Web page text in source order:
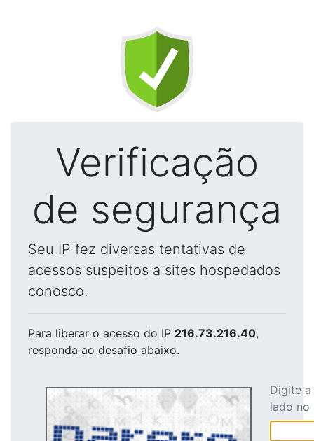
Verificação
de segurança
Seu IP fez diversas tentativas de
acessos suspeitos a sites hospedados
conosco.
Para liberar o acesso do IP 216.73.216.40,
responda ao desafio abaixo.
Digite
lado no